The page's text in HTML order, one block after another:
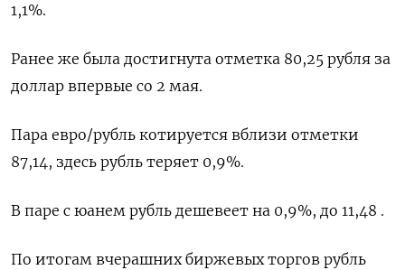
1,1%.
Ранее же была достигнута отметка 80,25 рубля за
доллар впервые со 2 мая.
Пара евро/рубль котируется вблизи отметки
87,14, здесь рубль теряет 0,9%.
В паре с юанем рубль дешевеет на 0,9%, до 11,48 .
По итогам вчерашних биржевых торгов рубль